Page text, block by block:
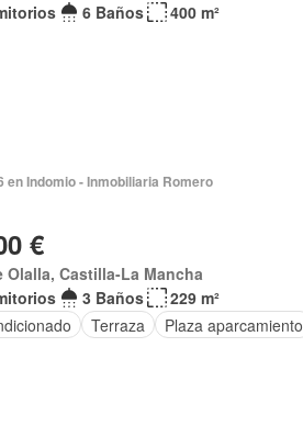
6 Baños 400 m²
en Indomio - Inmobiliaria Romero
€
Olalla, Castilla-La Mancha
3 Baños
229 m²
Terraza Plaza aparcamiento